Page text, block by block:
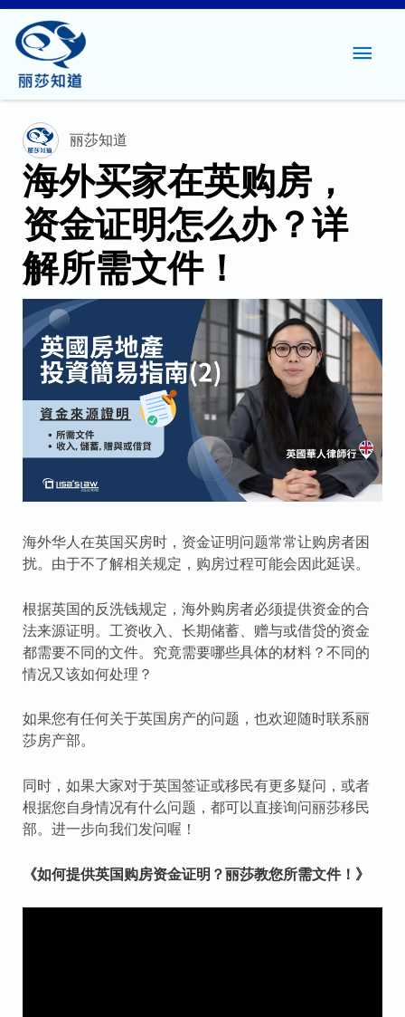
主
菜
丽莎知道
海外买家在英购房，
资金证明怎么办？详
解所需文件！
海外华人在英国买房时，资金证明问题常常让购房者困
扰。由于不了解相关规定，购房过程可能会因此延误。
根据英国的反洗钱规定，海外购房者必须提供资金的合
法来源证明。工资收入、长期储蓄、赠与或借贷的资金
都需要不同的文件。究竟需要哪些具体的材料？不同的
情况又该如何处理？
如果您有任何关于英国房产的问题，也欢迎随时联系丽
莎房产部。
同时，如果大家对于英国签证或移民有更多疑问，或者
根据您自身情况有什么问题，都可以直接询问丽莎移民
部。进一步向我们发问喔！
《如何提供英国购房资金证明？丽莎教您所需文件！》